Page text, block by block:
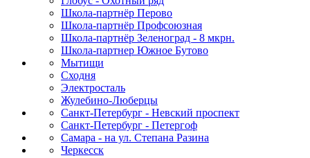
Школа-партнёр Перово
Школа-партнёр Профсоюзная
Школа-партнёр Зеленоград - 8 мкрн.
Школа-партнер Южное Бутово
Мытищи
Сходня
Электросталь
Жулебино-Люберцы
Санкт-Петербург - Невский проспект
Санкт-Петербург - Петергоф
Самара - на ул. Степана Разина
Черкесск